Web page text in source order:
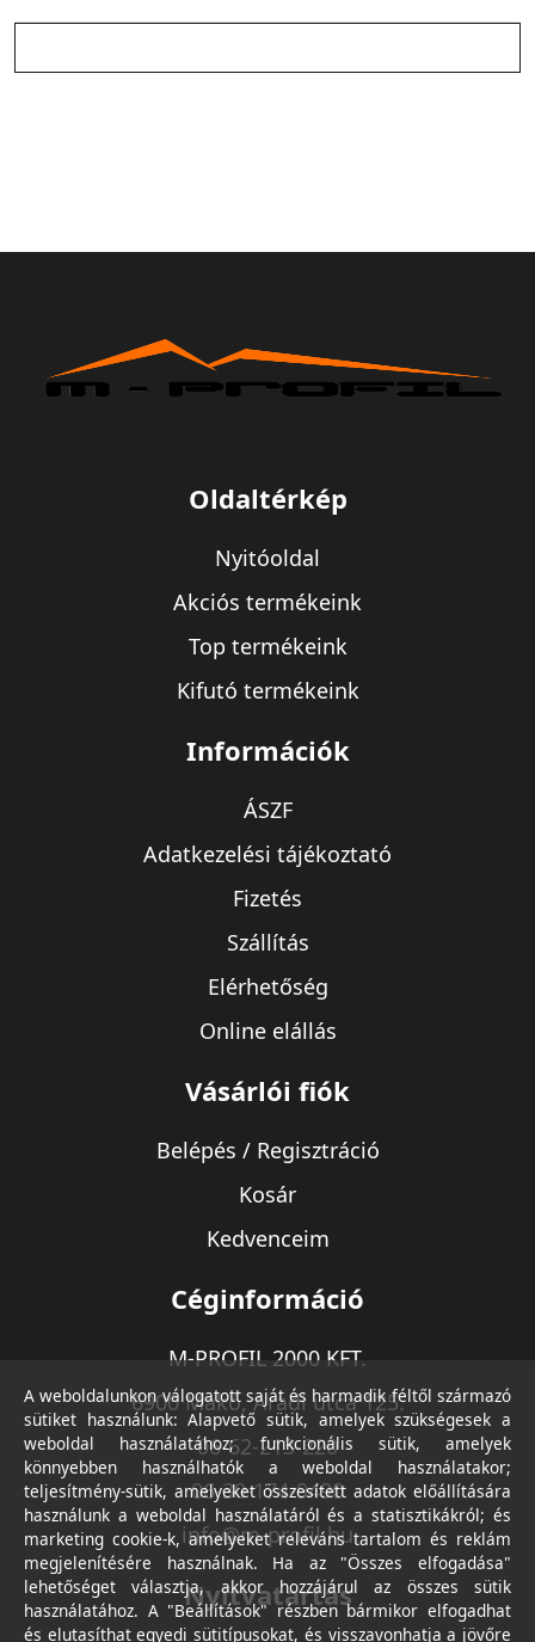
Oldaltérkép
Nyitóoldal
Akciós termékeink
Top termékeink
Kifutó termékeink
Információk
ÁSZF
Adatkezelési tájékoztató
Fizetés
Szállítás
Elérhetőség
Online elállás
Vásárlói fiók
Belépés / Regisztráció
Kosár
Kedvenceim
Céginformáció
M-PROFIL 2000 KFT.
6900 Makó, Aradi utca 125.
06-62-213-220
06-30-174-9490
info@m-profil.hu
Nyitvatartás
A weboldalunkon válogatott saját és harmadik féltől származó
sütiket használunk: Alapvető sütik, amelyek szükségesek a
weboldal használatához; funkcionális sütik, amelyek
könnyebben használhatók a weboldal használatakor;
teljesítmény-sütik, amelyeket összesített adatok előállítására
használunk a weboldal használatáról és a statisztikákról; és
marketing cookie-k, amelyeket releváns tartalom és reklám
megjelenítésére használnak. Ha az "Összes elfogadása"
lehetőséget választja, akkor hozzájárul az összes sütik
használatához. A "Beállítások" részben bármikor elfogadhat
és elutasíthat egyedi sütitípusokat, és visszavonhatja a jövőre